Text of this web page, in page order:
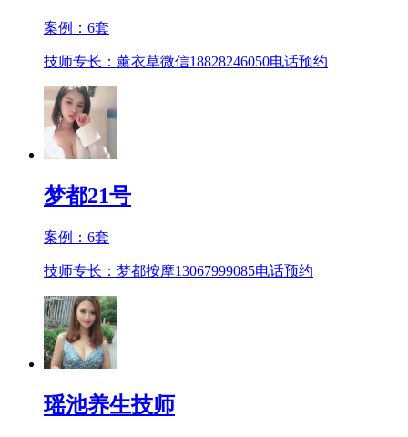
案例： 6套
技师专长：薰衣草微信18828246050电话预约
梦都21号
案例： 6套
技师专长：梦都按摩13067999085电话预约
瑶池养生技师